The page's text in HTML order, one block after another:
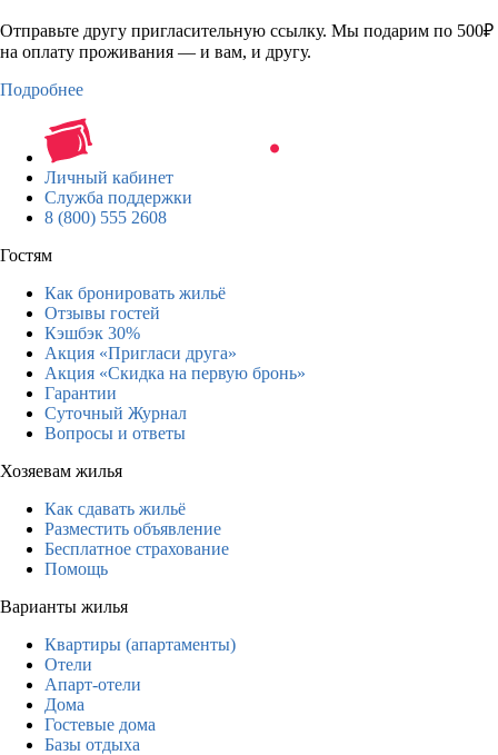
Отправьте другу пригласительную ссылку. Мы подарим по 500₽
на оплату проживания — и вам, и другу.
Подробнее
Личный кабинет
Служба поддержки
8 (800) 555 2608
Гостям
Как бронировать жильё
Отзывы гостей
Кэшбэк 30%
Акция «Пригласи друга»
Акция «Скидка на первую бронь»
Гарантии
Суточный Журнал
Вопросы и ответы
Хозяевам жилья
Как сдавать жильё
Разместить объявление
Бесплатное страхование
Помощь
Варианты жилья
Квартиры (апартаменты)
Отели
Апарт-отели
Дома
Гостевые дома
Базы отдыха